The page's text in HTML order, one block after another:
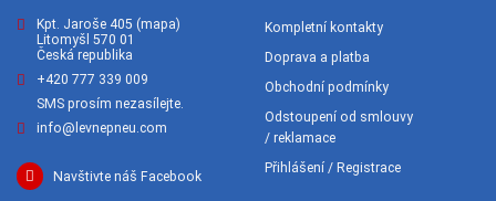
Kpt. Jaroše 405 (mapa)
Litomyšl 570 01
Česká republika
+420 777 339 009
SMS prosím nezasílejte.
info@levnepneu.com
Navštivte náš Facebook
Kompletní kontakty
Doprava a platba
Obchodní podmínky
Odstoupení od smlouvy
/ reklamace
Přihlášení / Registrace